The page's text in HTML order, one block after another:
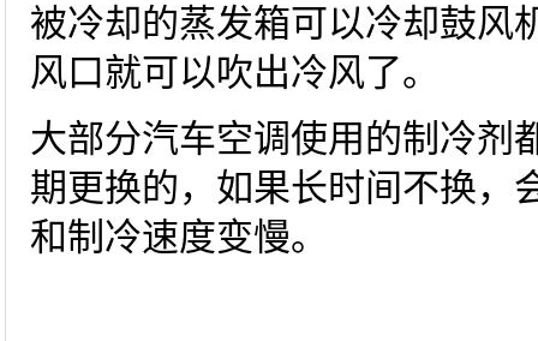
被冷却的蒸发箱可以冷却鼓风
风口就可以吹出冷风了。
大部分汽车空调使用的制冷剂
期更换的，如果长时间不换，
和制冷速度变慢。